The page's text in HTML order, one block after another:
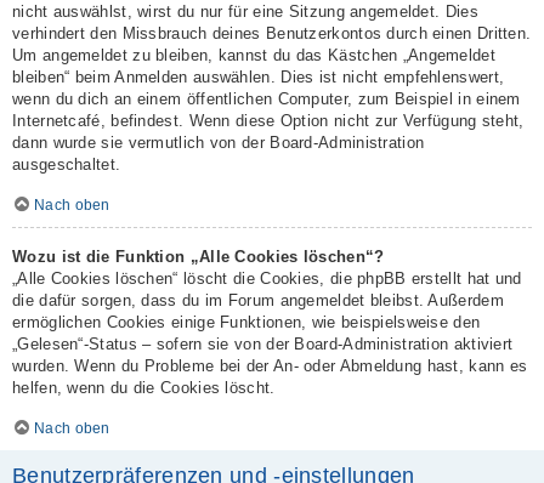
nicht auswählst, wirst du nur für eine Sitzung angemeldet. Dies
verhindert den Missbrauch deines Benutzerkontos durch einen Dritten.
Um angemeldet zu bleiben, kannst du das Kästchen „Angemeldet
bleiben“ beim Anmelden auswählen. Dies ist nicht empfehlenswert,
wenn du dich an einem öffentlichen Computer, zum Beispiel in einem
Internetcafé, befindest. Wenn diese Option nicht zur Verfügung steht,
dann wurde sie vermutlich von der Board-Administration
ausgeschaltet.
Nach oben
Wozu ist die Funktion „Alle Cookies löschen“?
„Alle Cookies löschen“ löscht die Cookies, die phpBB erstellt hat und
die dafür sorgen, dass du im Forum angemeldet bleibst. Außerdem
ermöglichen Cookies einige Funktionen, wie beispielsweise den
„Gelesen“-Status – sofern sie von der Board-Administration aktiviert
wurden. Wenn du Probleme bei der An- oder Abmeldung hast, kann es
helfen, wenn du die Cookies löscht.
Nach oben
Benutzerpräferenzen und -einstellungen